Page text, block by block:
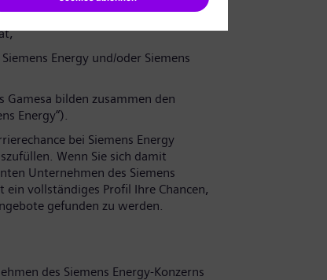
Energy und/oder Siemens
Gamesa bilden zusammen den
Energy“).
bei Siemens Energy
Wenn Sie sich damit
Unternehmen des Siemens
ein vollständiges Profil Ihre Chancen,
gefunden zu werden.
des Siemens Energy-Konzerns